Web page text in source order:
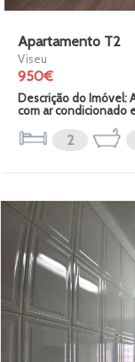
Apartamento T2
Viseu
950€
Descrição do Imóvel:
com ar condicionado
2